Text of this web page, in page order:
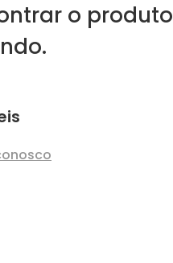
o produto